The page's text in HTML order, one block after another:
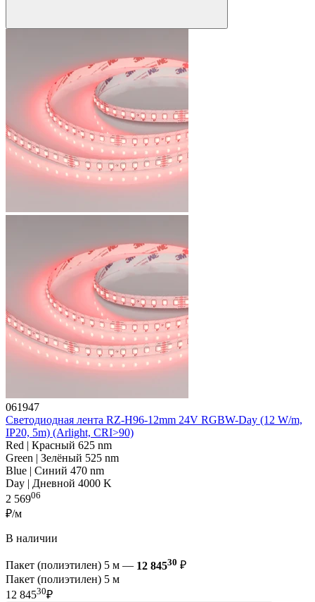
061947
Светодиодная лента RZ-H96-12mm 24V RGBW-Day (12 W/m,
IP20, 5m) (Arlight, CRI>90)
Red | Красный 625 nm
Green | Зелёный 525 nm
Blue | Синий 470 nm
Day | Дневной 4000 K
2 56906
₽/м
В наличии
Пакет (полиэтилен) 5 м — 12 84530 ₽
Пакет (полиэтилен) 5 м
12 84530₽